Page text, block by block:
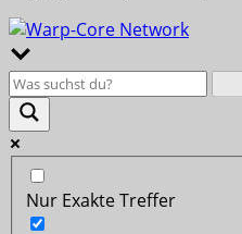
Nur Exakte Treffer